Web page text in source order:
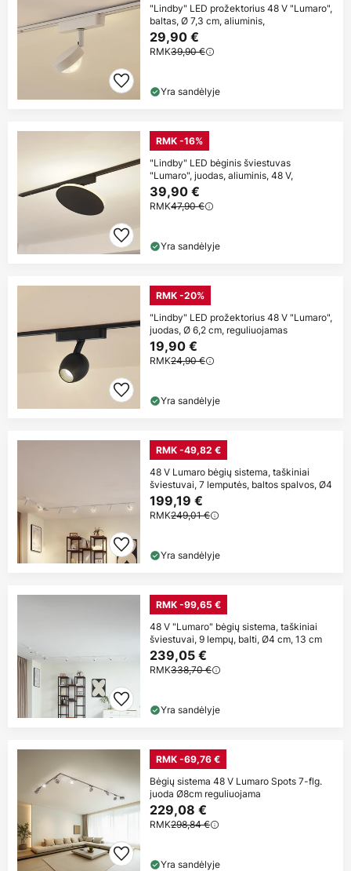
"Lindby" LED prožektorius 48 V "Lumaro",
baltas, Ø 7,3 cm, aliuminis,
29,90 €
RMK39,90 €
Yra sandėlyje
RMK -16%
"Lindby" LED bėginis šviestuvas
"Lumaro", juodas, aliuminis, 48 V,
39,90 €
RMK47,90 €
Yra sandėlyje
RMK -20%
"Lindby" LED prožektorius 48 V "Lumaro",
juodas, Ø 6,2 cm, reguliuojamas
19,90 €
RMK24,90 €
Yra sandėlyje
RMK -49,82 €
48 V Lumaro bėgių sistema, taškiniai
šviestuvai, 7 lemputės, baltos spalvos, Ø4
199,19 €
RMK249,01 €
Yra sandėlyje
RMK -99,65 €
48 V "Lumaro" bėgių sistema, taškiniai
šviestuvai, 9 lempų, balti, Ø4 cm, 13 cm
239,05 €
RMK338,70 €
Yra sandėlyje
RMK -69,76 €
Bėgių sistema 48 V Lumaro Spots 7-flg.
juoda Ø8cm reguliuojama
229,08 €
RMK298,84 €
Yra sandėlyje